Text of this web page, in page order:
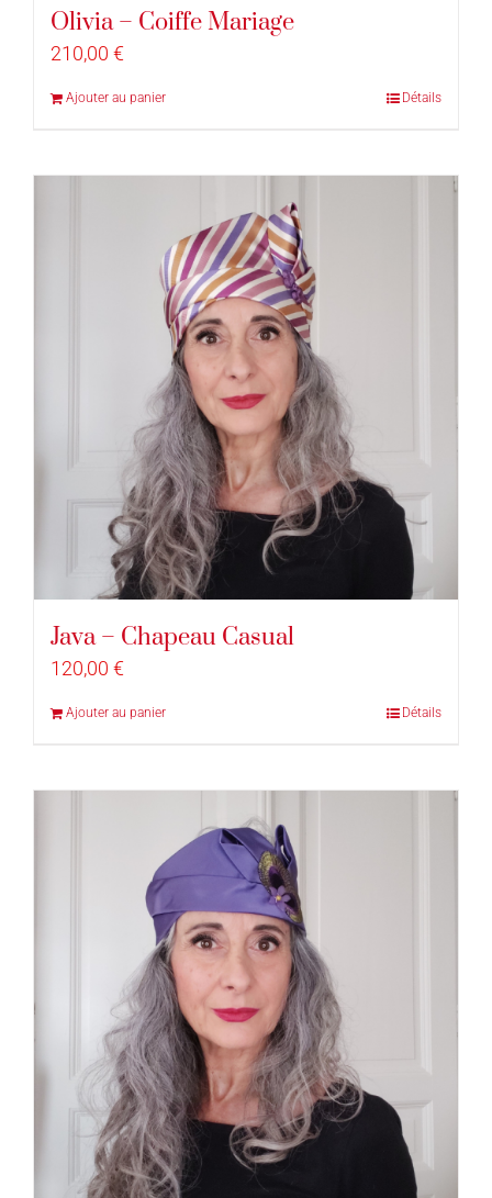
Olivia – Coiffe Mariage
210,00 €
Ajouter au panier Détails
Java – Chapeau Casual
120,00 €
Ajouter au panier Détails